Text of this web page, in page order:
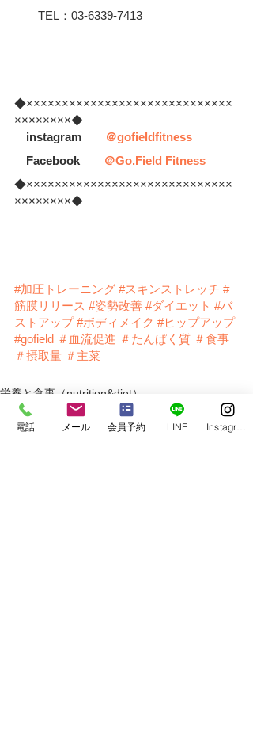
TEL：03-6339-7413
◆×××××××××××××××××××××××××××××
××××××××◆
instagram
＠gofieldfitness
Facebook
＠Go.Field Fitness
◆×××××××××××××××××××××××××××××
××××××××◆
#加圧トレーニング #スキンストレッチ #
筋膜リリース #姿勢改善 #ダイエット #バ
ストアップ #ボディメイク #ヒップアップ
#gofield ＃血流促進 ＃たんぱく質 ＃食事
＃摂取量 ＃主菜
栄養と食事（nutrition&diet）
電話 メール 会員予約 LINE